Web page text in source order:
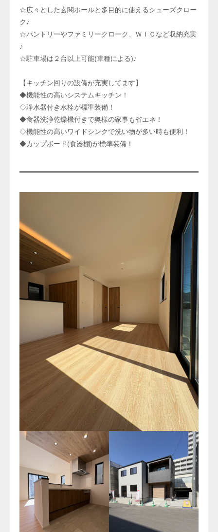
☆広々とした玄関ホールと多目的に使えるシューズクロー
ク♪
☆パントリーやファミリークローク、ＷＩＣなど収納充実
♪
☆駐車場は２台以上可能(車種による)♪
【キッチン回りの設備が充実してます】
◆機能性の高いシステムキッチン！
◇浄水器付き水栓が標準装備！
◆食器洗浄乾燥機付きで奥様の家事も省エネ！
◇機能性の高いワイドシンクで洗い物が多い時も便利！
◆カップボード(食器棚)が標準装備！